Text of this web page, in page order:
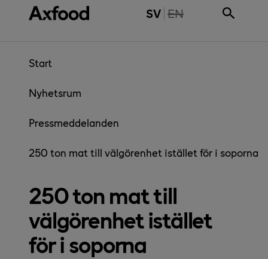
Gå direkt till innehåll SV THE PAGE IS NOT
EN
Start
Nyhetsrum
Pressmeddelanden
250 ton mat till välgörenhet istället för i soporna
250 ton mat till
välgörenhet istället
för i soporna